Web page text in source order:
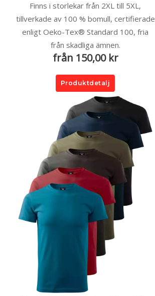
Finns i storlekar från 2XL till 5XL,
tillverkade av 100 % bomull, certifierade
enligt Oeko-Tex® Standard 100, fria
från skadliga ämnen.
från 150,00 kr
Produktdetalj